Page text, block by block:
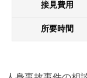
接見費用
所要時間